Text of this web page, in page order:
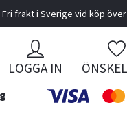
frakt i Sverige vid köp
LOGGA IN